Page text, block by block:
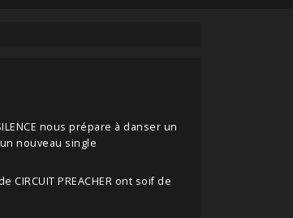
nous prépare à danser un
nouveau single
CIRCUIT PREACHER ont soif de